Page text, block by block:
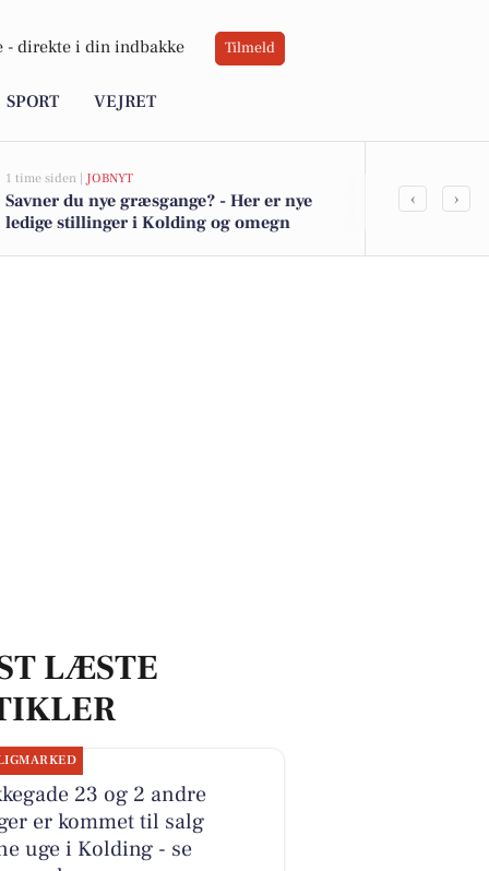
- direkte i din indbakke Tilmeld
SPORT VEJRET
1 time siden | JOBNYT
Savner du nye græsgange? - Her er nye
ledige stillinger i Kolding og omegn
Dommere
‹ ›
LÆSTE
23 og 2 andre
er kommet til salg
uge i Kolding - se